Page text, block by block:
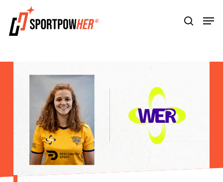
main
search